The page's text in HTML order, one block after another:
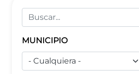
MUNICIPIO